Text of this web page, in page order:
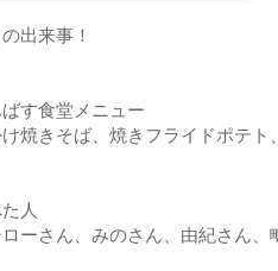
出来事！
ばす食堂メニュー
焼きそば、焼きフライドポテト
人
ーさん、みのさん、由紀さん、